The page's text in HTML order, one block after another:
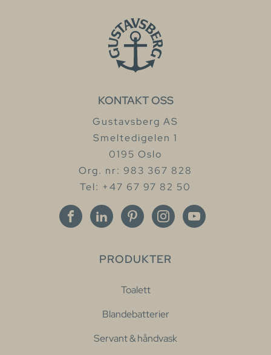
KONTAKT OSS
Gustavsberg AS
Smeltedigelen 1
0195 Oslo
Org. nr: 983 367 828
Tel: +47 67 97 82 50
PRODUKTER
Toalett
Blandebatterier
Servant & håndvask